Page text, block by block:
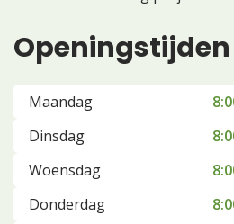
Openingstijden
Maandag
Dinsdag
Woensdag
Donderdag